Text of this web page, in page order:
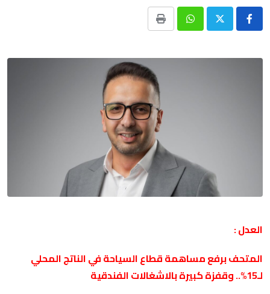
Whatsapp
Print
العدل :
المتحف برفع مساهمة قطاع السياحة في الناتج المحلي
لـ15%.. وقفزة كبيرة بالاشغالات الفندقية